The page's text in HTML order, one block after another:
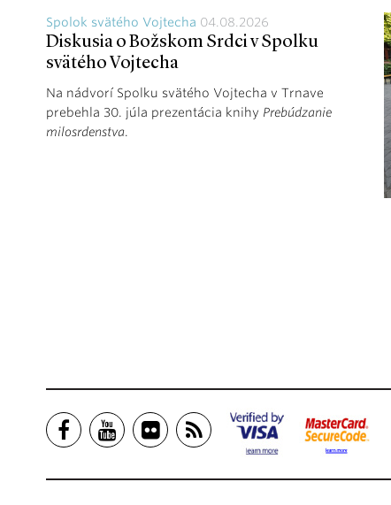
Spolok svätého Vojtecha 04.08.2026
Diskusia o Božskom Srdci v Spolku
svätého Vojtecha
Na nádvorí Spolku svätého Vojtecha v Trnave
prebehla 30. júla prezentácia knihy Prebúdzanie
milosrdenstva.